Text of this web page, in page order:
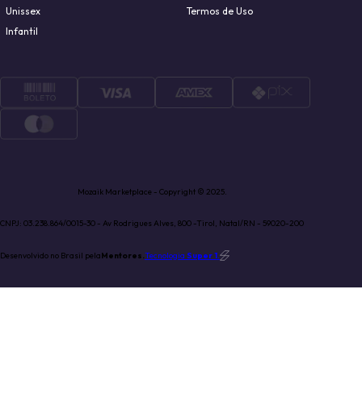
Unissex
Infantil
Termos de Uso
Mozaik Marketplace - Copyright © 2025.
CNPJ: 03.238.864/0015-30 - Av Rodrigues Alves, 800 -Tirol, Natal/RN - 59020-200
Desenvolvido no Brasil pelaMentores.Tecnologia Super 1.